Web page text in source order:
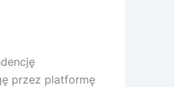
przez platformę